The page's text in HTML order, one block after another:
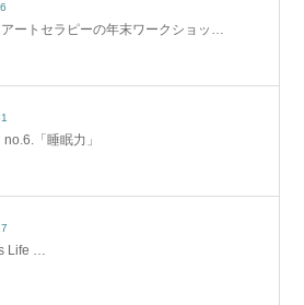
ートセラピーの年末ワークショッ…
「睡眠力」
Life …